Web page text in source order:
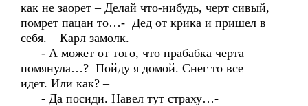
как не заорет – Делай что-нибудь, черт сивый,
помрет пацан то…- Дед от крика и пришел в
себя. – Карл замолк.
- А может от того, что прабабка черта
помянула…? Пойду я домой. Снег то все
идет. Или как? –
- Да посиди. Навел тут страху…-